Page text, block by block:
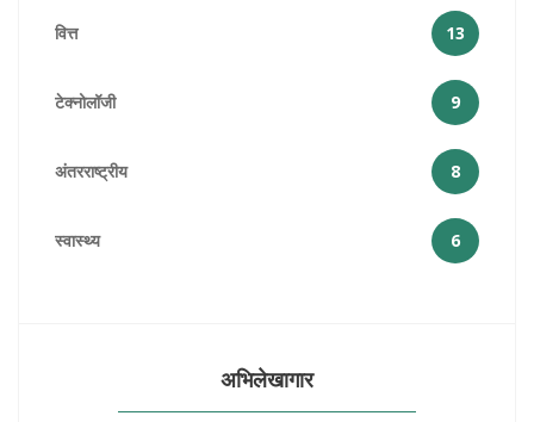
वित्त 13
टेक्नोलॉजी 9
अंतरराष्ट्रीय 8
स्वास्थ्य 6
अभिलेखागार